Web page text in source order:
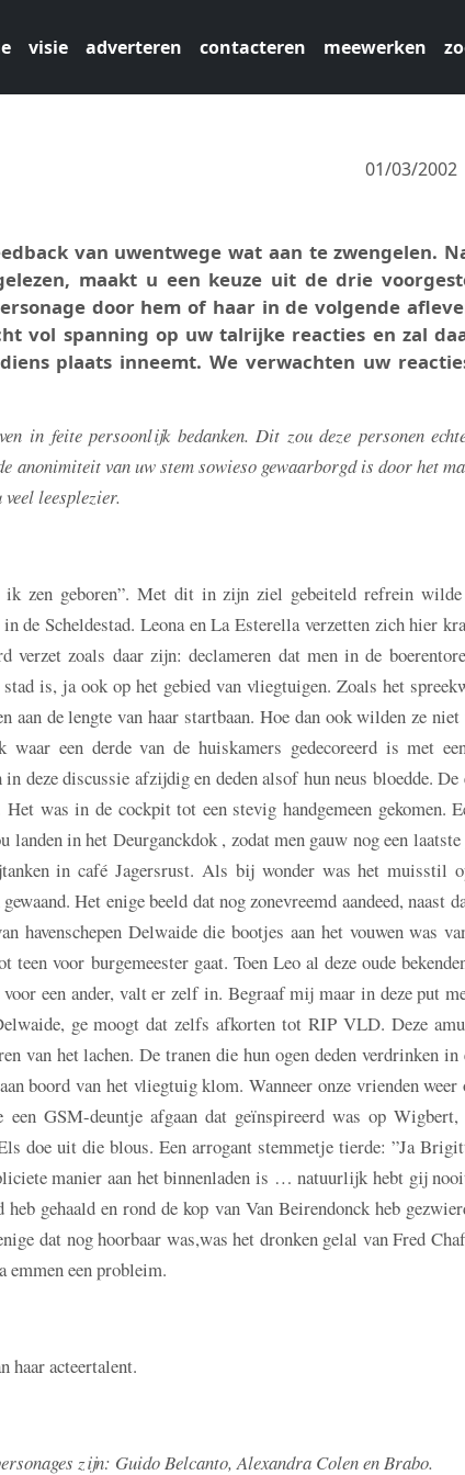
visie adverteren contacteren meewerken
01/03/2002
van uwentwege wat aan te zwengelen.
maakt u een keuze uit de drie
door hem of haar in de volgende
vol spanning op uw talrijke reacties en zal
plaats inneemt. We verwachten uw
in feite persoonlijk bedanken. Dit zou deze personen
anonimiteit van uw stem sowieso gewaarborgd is door het
leesplezier.
zen geboren”. Met dit in zijn ziel gebeiteld refrein wilde
de Scheldestad. Leona en La Esterella verzetten zich hier
verzet zoals daar zijn: declameren dat men in de
is, ja ook op het gebied van vliegtuigen. Zoals het
aan de lengte van haar startbaan. Hoe dan ook wilden ze
een derde van de huiskamers gedecoreerd is met
deze discussie afzijdig en deden alsof hun neus bloedde. De
was in de cockpit tot een stevig handgemeen gekomen.
in het Deurganckdok , zodat men gauw nog een
in café Jagersrust. Als bij wonder was het muisstil
Het enige beeld dat nog zonevreemd aandeed, naast
havenschepen Delwaide die bootjes aan het vouwen was
voor burgemeester gaat. Toen Leo al deze oude
een ander, valt er zelf in. Begraaf mij maar in deze put
ge moogt dat zelfs afkorten tot RIP VLD. Deze
van het lachen. De tranen die hun ogen deden verdrinken in
boord van het vliegtuig klom. Wanneer onze vrienden weer
GSM-deuntje afgaan dat geïnspireerd was op Wigbert,
doe uit die blous. Een arrogant stemmetje tierde: ”Ja
manier aan het binnenladen is … natuurlijk hebt gij
gehaald en rond de kop van Van Beirendonck heb
dat nog hoorbaar was,was het dronken gelal van Fred
een probleim.
haar acteertalent.
zijn: Guido Belcanto, Alexandra Colen en Brabo.